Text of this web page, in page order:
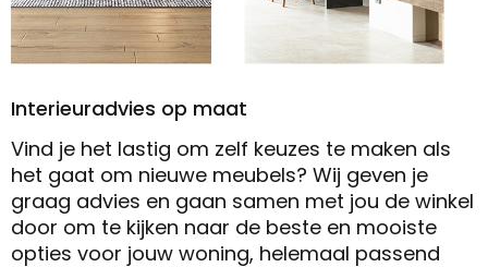
Interieuradvies op maat
Vind je het lastig om zelf keuzes te maken als
het gaat om nieuwe meubels? Wij geven je
graag advies en gaan samen met jou de winkel
door om te kijken naar de beste en mooiste
opties voor jouw woning, helemaal passend